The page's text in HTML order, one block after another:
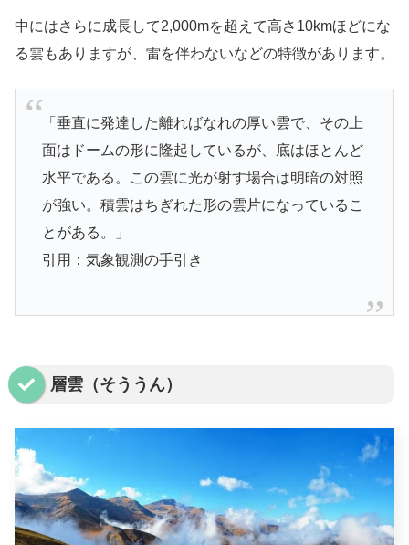
中にはさらに成長して2,000mを超えて高さ10kmほどにな
る雲もありますが、雷を伴わないなどの特徴があります。
「垂直に発達した離ればなれの厚い雲で、その上
面はドームの形に隆起しているが、底はほとんど
水平である。この雲に光が射す場合は明暗の対照
が強い。積雲はちぎれた形の雲片になっているこ
とがある。」
引用：気象観測の手引き
層雲（そううん）